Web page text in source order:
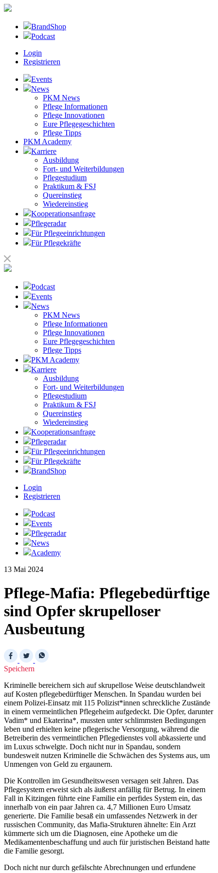
BrandShop
Podcast
Login
Registrieren
Events
News
PKM News
Pflege Informationen
Pflege Innovationen
Eure Pflegegeschichten
Pflege Tipps
PKM Academy
Karriere
Ausbildung
Fort- und Weiterbildungen
Pflegestudium
Praktikum & FSJ
Quereinstieg
Wiedereinstieg
Kooperationsanfrage
Pflegeradar
Für Pflegeeinrichtungen
Für Pflegekräfte
Podcast
Events
News
PKM News
Pflege Informationen
Pflege Innovationen
Eure Pflegegeschichten
Pflege Tipps
PKM Academy
Karriere
Ausbildung
Fort- und Weiterbildungen
Pflegestudium
Praktikum & FSJ
Quereinstieg
Wiedereinstieg
Kooperationsanfrage
Pflegeradar
Für Pflegeeinrichtungen
Für Pflegekräfte
BrandShop
Login
Registrieren
Podcast
Events
Pflegeradar
News
Academy
13 Mai 2024
Pflege-Mafia: Pflegebedürftige
sind Opfer skrupelloser
Ausbeutung
Speichern
Kriminelle bereichern sich auf skrupellose Weise deutschlandweit
auf Kosten pflegebedürftiger Menschen. In Spandau wurden bei
einem Polizei-Einsatz mit 115 Polizist*innen schreckliche Zustände
in einem vermeintlichen Pflegeheim aufgedeckt. Die Opfer, darunter
Vadim* und Ekaterina*, mussten unter schlimmsten Bedingungen
leben und erhielten keine pflegerische Versorgung, während die
Betreiberin des vermeintlichen Pflegedienstes voll abkassierte und
im Luxus schwelgte. Doch nicht nur in Spandau, sondern
bundesweit nutzen Kriminelle die Schwächen des Systems aus, um
Unmengen von Geld zu ergaunern.
Die Kontrollen im Gesundheitswesen versagen seit Jahren. Das
Pflegesystem erweist sich als äußerst anfällig für Betrug. In einem
Fall in Kitzingen führte eine Familie ein perfides System ein, das
innerhalb von ein paar Jahren ca. 4,7 Millionen Euro Umsatz
generierte. Die Familie besaß ein umfassendes Netzwerk in der
russischen Community, das Mafia-Strukturen ähnelte: Ein Arzt
kümmerte sich um die Diagnosen, eine Apotheke um die
Medikamentenbeschaffung und auch für juristischen Beistand hatte
die Familie gesorgt.
Doch nicht nur durch gefälschte Abrechnungen und erfundene